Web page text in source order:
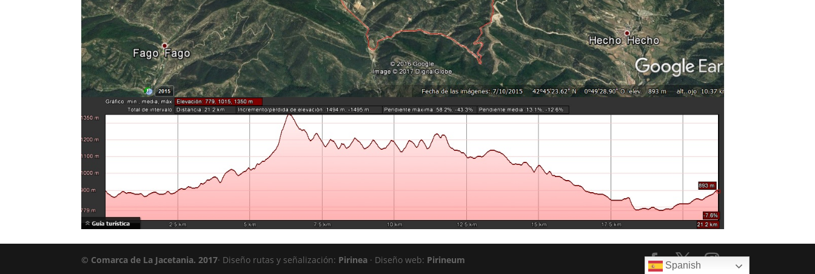
© Comarca de La Jacetania. 2017· Diseño rutas y señalización: Pirinea · Diseño web: Pirineum Spanish